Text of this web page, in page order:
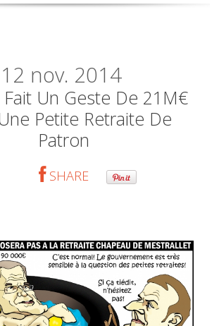
12 nov. 2014
Un Geste De 21M€
Petite Retraite De
Patron
SHARE